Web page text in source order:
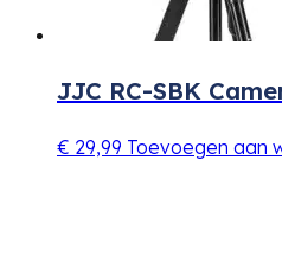
JJC RC-SBK
€ 29,99 Toevoegen aan